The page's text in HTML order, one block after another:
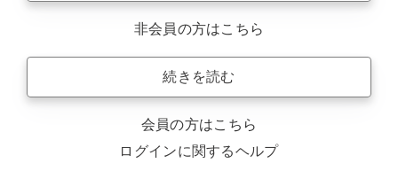
非会員の方はこちら
続きを読む
会員の方はこちら
ログインに関するヘルプ